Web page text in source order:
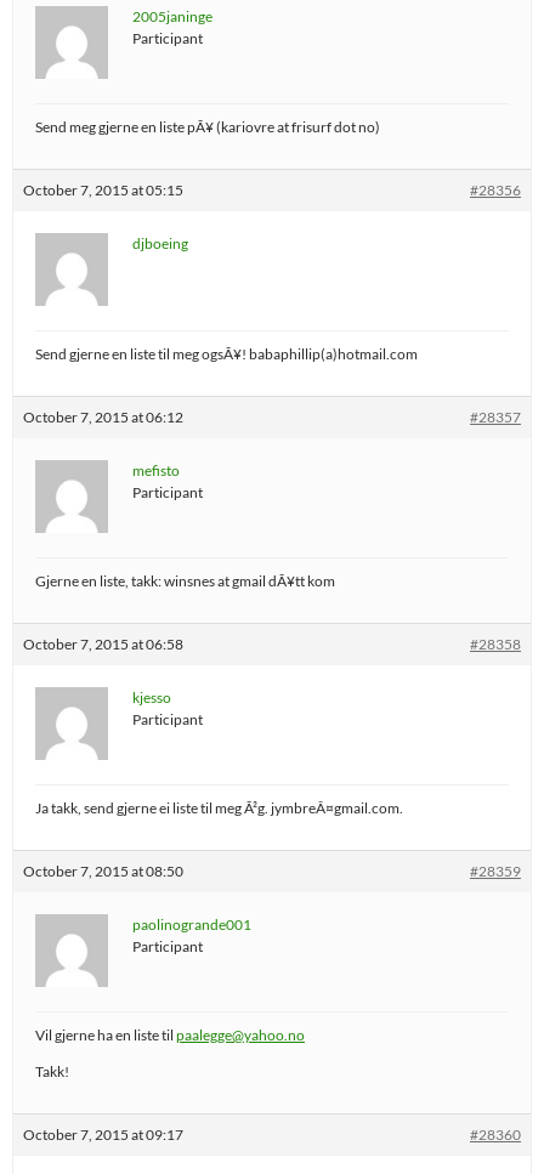
2005janinge
Participant
Send meg gjerne en liste pÃ¥ (kariovre at frisurf dot no)
October 7, 2015 at 05:15 #28356
djboeing
Send gjerne en liste til meg ogsÃ¥! babaphillip(a)hotmail.com
October 7, 2015 at 06:12 #28357
mefisto
Participant
Gjerne en liste, takk: winsnes at gmail dÃ¥tt kom
October 7, 2015 at 06:58 #28358
kjesso
Participant
Ja takk, send gjerne ei liste til meg Ã²g. jymbreÂ¤gmail.com.
October 7, 2015 at 08:50 #28359
paolinogrande001
Participant
Vil gjerne ha en liste til paalegge@yahoo.no
Takk!
October 7, 2015 at 09:17 #28360